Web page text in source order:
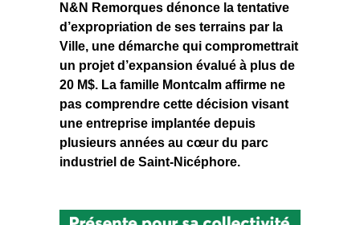
N&N Remorques dénonce la tentative
d’expropriation de ses terrains par la
Ville, une démarche qui compromettrait
un projet d’expansion évalué à plus de
20 M$. La famille Montcalm affirme ne
pas comprendre cette décision visant
une entreprise implantée depuis
plusieurs années au cœur du parc
industriel de Saint-Nicéphore.